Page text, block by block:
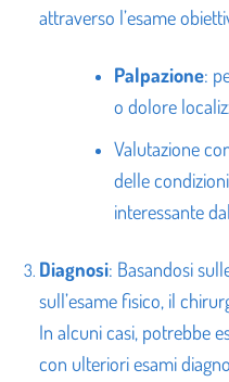
attraverso l’esame
Palpazione:
o dolore
Valutazione
delle
interessante
Diagnosi: Basandosi
sull’esame fisico, il
In alcuni casi, potrebbe
con ulteriori esami